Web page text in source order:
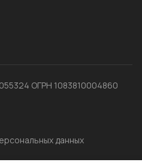
ОГРН 1083810004860
данных